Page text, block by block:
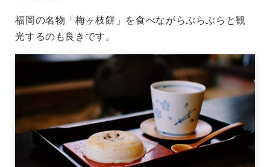
福岡の名物「梅ヶ枝餅」を食べながらぶらぶらと観
光するのも良きです。